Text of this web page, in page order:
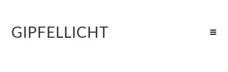
GIPFELLICHT